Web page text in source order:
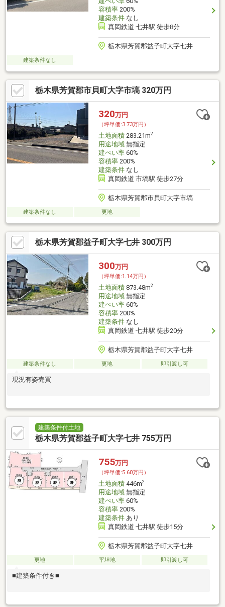
容積率200%
建築条件なし
真岡鉄道 七井駅 徒歩8分
栃木県芳賀郡益子町大字七井
建築条件なし
栃木県芳賀郡市貝町大字市塙 320万円
320万円
（坪単価:3.73万円）
土地面積283.21m2
用途地域無指定
建ぺい率60%
容積率200%
建築条件なし
真岡鉄道 市塙駅 徒歩27分
栃木県芳賀郡市貝町大字市塙
建築条件なし 更地
栃木県芳賀郡益子町大字七井 300万円
300万円
（坪単価:1.14万円）
土地面積873.48m2
用途地域無指定
建ぺい率60%
容積率200%
建築条件なし
真岡鉄道 七井駅 徒歩20分
栃木県芳賀郡益子町大字七井
建築条件なし 更地 即引渡し可
現況有姿売買
建築条件付土地
栃木県芳賀郡益子町大字七井 755万円
755万円
（坪単価:5.60万円）
土地面積446m2
用途地域無指定
建ぺい率60%
容積率200%
建築条件あり
真岡鉄道 七井駅 徒歩15分
栃木県芳賀郡益子町大字七井
更地 平坦地 即引渡し可
■建築条件付き■